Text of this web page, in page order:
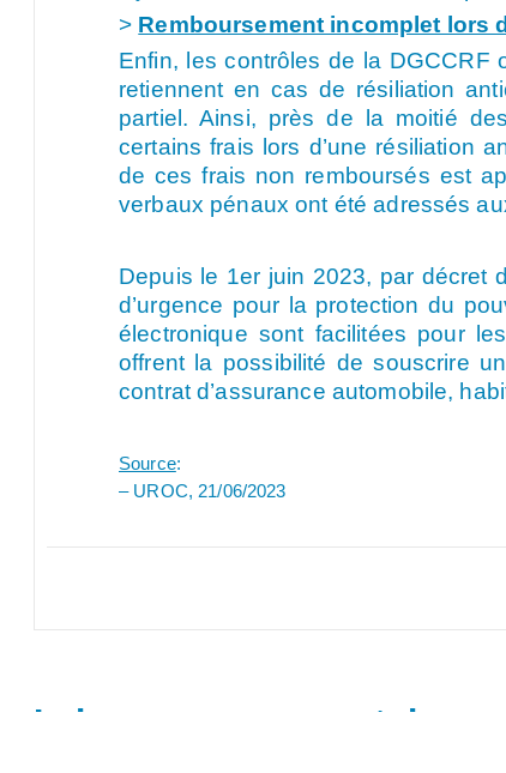
> Remboursement incomplet lors
Enfin, les contrôles de la DGCCRF
retiennent en cas de résiliation
partiel. Ainsi, près de la moitié
certains frais lors d’une résiliation
de ces frais non remboursés est
verbaux pénaux ont été adressés
Depuis le 1er juin 2023, par décret
d’urgence pour la protection du
électronique sont facilitées pour
offrent la possibilité de souscrire
contrat d’assurance automobile,
Source:
– UROC, 21/06/2023
Laisser un commentaire